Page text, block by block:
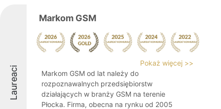
Laureaci
Markom GSM
Pokaż więcej >>
Markom GSM od lat należy do
rozpoznawalnych przedsiębiorstw
działających w branży GSM na terenie
Płocka. Firma, obecna na rynku od 2005